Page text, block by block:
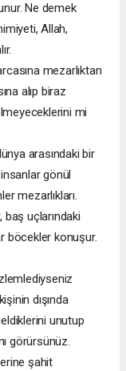
Ne demek
Allah,
mezarlıktan
alıp biraz
mi
arasındaki bir
gönül
mezarlıkları.
uçlarındaki
böcekler konuşur.
dışında
unutup
görürsünüz.
şahit